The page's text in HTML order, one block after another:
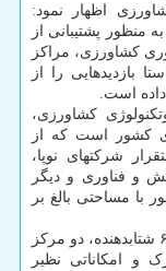
اظهار نمود:
منظور پشتیبانی از
کشاورزی، مراکز
بازدیدهایی را از
است.
کشاورزی،
کشور است که از
شرکتهای نوپا،
و فناوری و دیگر
با مساحتی بالغ بر
این مجموعه از یک صندوق پژوهش و فناوری، ۶ شتابدهنده، دو مرکز
و امکاناتی نظیر